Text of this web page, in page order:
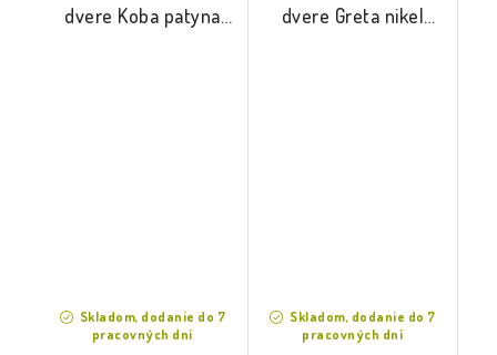
dvere Koba patyna
Skladom, dodanie do 7
pracovných dní
dvere Greta nikel
Skladom, dodanie do 7
pracovných dní